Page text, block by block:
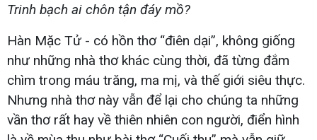
Trinh bạch ai chôn tận đáy mồ?
Hàn Mặc Tử - có hồn thơ “điên dại”, không giống
như những nhà thơ khác cùng thời, đã từng đắm
chìm trong máu trăng, ma mị, và thế giới siêu thực.
Nhưng nhà thơ này vẫn để lại cho chúng ta những
vần thơ rất hay về thiên nhiên con người, điển hình